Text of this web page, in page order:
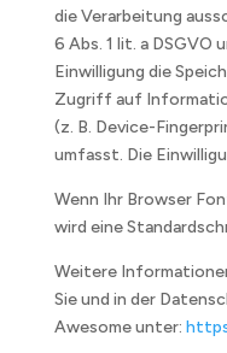
die Verarbeitung
6 Abs. 1 lit. a DSGVO
Einwilligung die
Zugriff auf
(z. B. Device-
umfasst. Die
Wenn Ihr Browser
wird eine
Weitere
Sie und in der
Awesome unter: